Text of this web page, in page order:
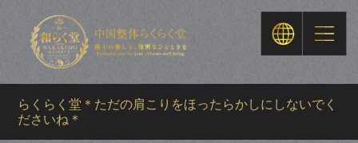
らくらく堂＊ただの肩こりをほったらかしにしないでく
ださいね＊